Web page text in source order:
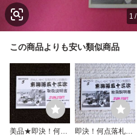
1 /
この商品よりも安い類似商品
美品★即決！何点
即決！何点落札し